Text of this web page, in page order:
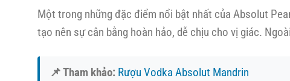
Một trong những đặc điểm nổi bật nhất của Absolut
tạo nên sự cân bằng hoàn hảo, dễ chịu cho vị giác.
📌 Tham khảo: Rượu Vodka Absolut Mandrin